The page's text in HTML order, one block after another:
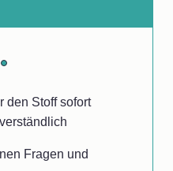
den Stoff sofort
Fragen und